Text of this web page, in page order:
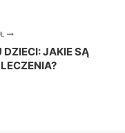
DZIECI: JAKIE SĄ